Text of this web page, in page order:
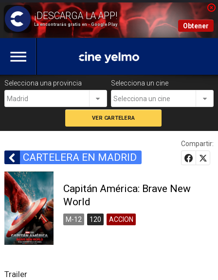
La encontrarás gratis en - Google Play Obtener
Selecciona una provincia
Madrid
Selecciona un cine
Selecciona un cine
CARTELERA EN MADRID
Compartir:
Capitán América: Brave New
World
M-12 120 ACCION
Trailer